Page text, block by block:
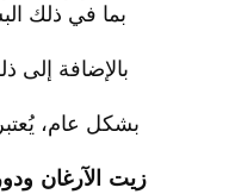
بما في ذلك
بالإضافة
بشكل عام،
زيت الآرغان